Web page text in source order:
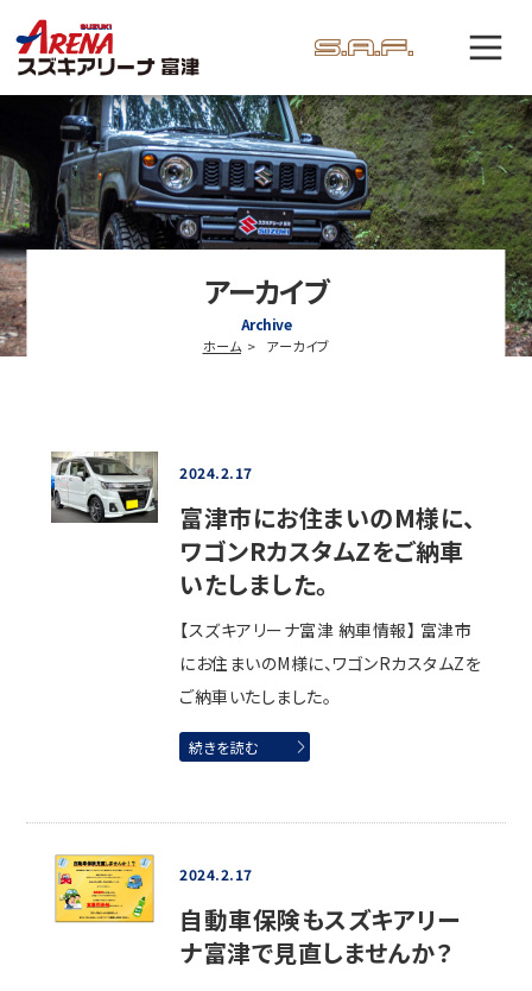
アーカイブ
Archive
ホーム アーカイブ
2024.2.17
富津市にお住まいのM様に、
ワゴンRカスタムZをご納車
いたしました。
【スズキアリーナ富津 納車情報】 富津市
にお住まいのM様に、ワゴンRカスタムZを
ご納車いたしました。
続きを読む
2024.2.17
自動車保険もスズキアリー
ナ富津で見直しませんか？